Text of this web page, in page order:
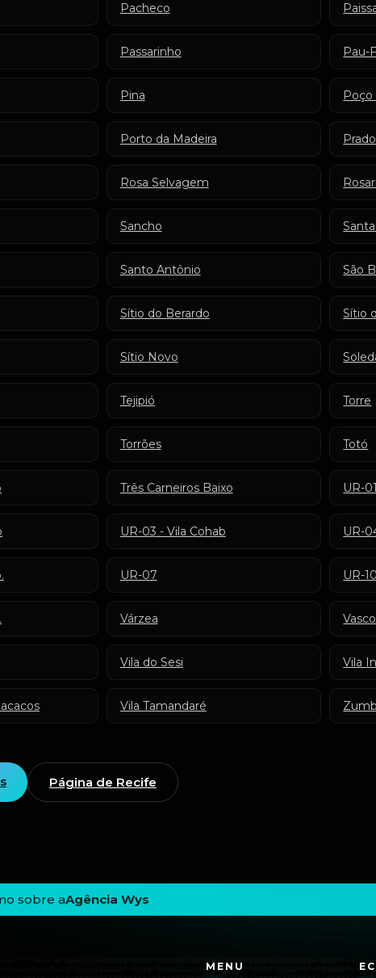
Pacheco
Passarinho Pau-
Pina Poço
Porto da Madeira Prado
Rosa Selvagem
Sancho
Santo Antônio São
Sítio do Berardo Sítio
Sítio Novo
Tejipió Torre
Torrões Totó
Três Carneiros Baixo UR-
UR-03 - Vila Cohab UR-
UR-07 UR-
Várzea
Vila do Sesi Vila
Vila Tamandaré
Página de Recife
sobre aAgência Wys
MENU